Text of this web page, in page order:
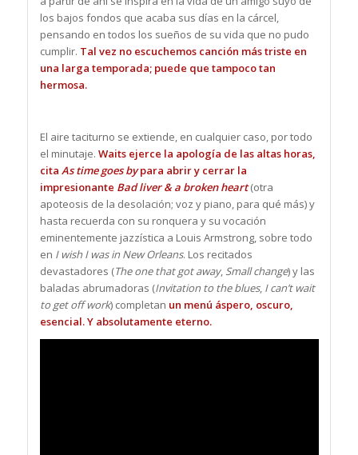
los bajos fondos que acaba sus días en la cárcel,
pensando en todos los sueños de su vida que no pudo
cumplir. Tal vez no escuchemos canción más triste en
una larga temporada; puede que tampoco tan
hermosa.
El aire taciturno se extiende, en cualquier caso, por todo
el minutaje. Waits ejerce la apología de las altas horas,
cita As time goes bypara abrir y cerrar la
impresionante Bad liver & a broken heart(otra
apoteosis de la desolación; voz y piano, para qué más) y
hasta recuerda con su ronquera y su vocación
eminentemente jazzística a Louis Armstrong, sobre todo
en I wish I was in New Orleans. Los recitados
devastadores (The one that got away, Small change) y las
baladas abrumadoras (Invitation to the blues, I can’t wait
to get off work) completan un menú áspero, oscuro,
esencial. Y absolutamente eterno.